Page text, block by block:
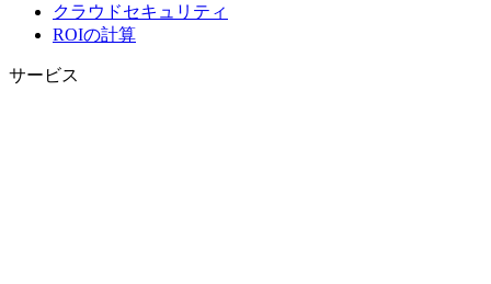
クラウドセキュリティ
ROIの計算
サービス